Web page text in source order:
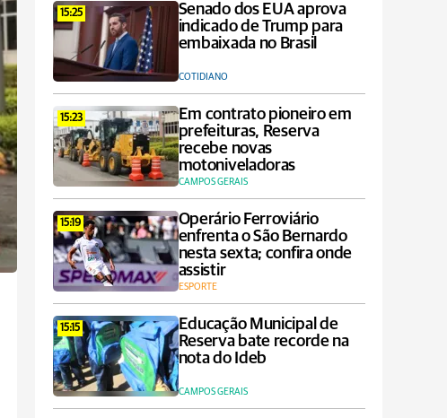
15:25
Senado dos EUA aprova
indicado de Trump para
embaixada no Brasil
COTIDIANO
15:23
Em contrato pioneiro em
prefeituras, Reserva
recebe novas
motoniveladoras
CAMPOS GERAIS
15:19
Operário Ferroviário
enfrenta o São Bernardo
nesta sexta; confira onde
assistir
ESPORTE
15:15
Educação Municipal de
Reserva bate recorde na
nota do Ideb
CAMPOS GERAIS